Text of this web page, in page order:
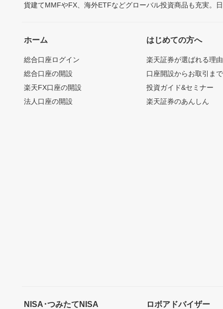
貨建てMMFやFX、海外ETFなどグローバル投資商品も充実。
ホーム
総合口座ログイン
総合口座の開設
楽天FX口座の開設
法人口座の開設
はじめての方へ
楽天証券が選ばれる理由
口座開設からお取引ま
投資ガイド&セミナー
楽天証券のあんしん
NISA･つみたてNISA ロボアドバイザー